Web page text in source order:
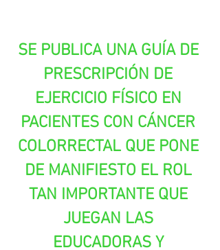
SE PUBLICA UNA GUÍA DE
PRESCRIPCIÓN DE
EJERCICIO FÍSICO EN
PACIENTES CON CÁNCER
COLORRECTAL QUE PONE
DE MANIFIESTO EL ROL
TAN IMPORTANTE QUE
JUEGAN LAS
EDUCADORAS Y